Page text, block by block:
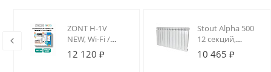
ZONT H-1V
NEW, Wi-Fi /
GSM термостат
для котлов на
12 120 ₽
Stout Alpha 500
12 секций,
радиатор
алюминиевый
10 465 ₽